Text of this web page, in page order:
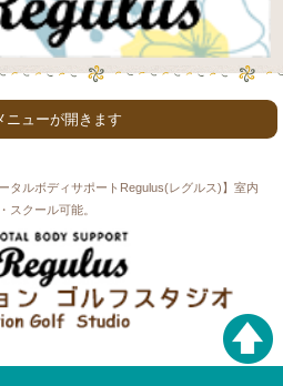
ニューが開きます
工房 カフェ紹介
スタジオ紹介
問
お問い合わせ
語 サイトマップ
タルボディサポートRegulus(レグルス)】室内
スクール可能。